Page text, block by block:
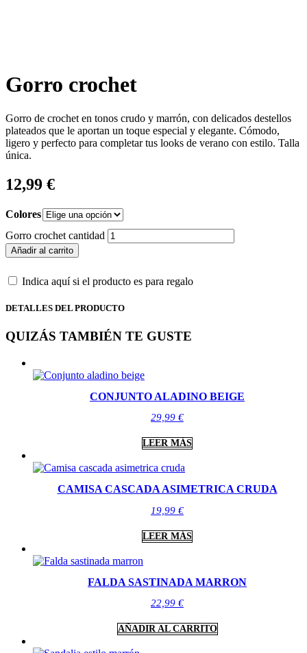
Gorro crochet
Gorro de crochet en tonos crudo y marrón, con delicados destellos
plateados que le aportan un toque especial y elegante. Cómodo,
ligero y perfecto para completar tus looks de verano con estilo. Talla
única.
12,99 €
Colores
Gorro crochet cantidad
Añadir al carrito
Indica aquí si el producto es para regalo
DETALLES DEL PRODUCTO
QUIZÁS TAMBIÉN TE GUSTE
CONJUNTO ALADINO BEIGE
29,99 €
LEER MÁS
CAMISA CASCADA ASIMETRICA CRUDA
19,99 €
LEER MÁS
FALDA SASTINADA MARRON
22,99 €
AÑADIR AL CARRITO